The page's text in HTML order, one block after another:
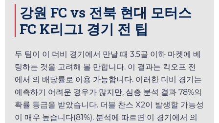
강원 FC vs 전북 현대 모터스
FC K리그1 경기 전 팁
두 팀이 이 더비 경기에서 만날 때 3.5골 이하 마켓에 베
팅하는 것을 고려해 볼 만합니다. 이 결과는 킥오프 전
에서 의 배당률로 이용 가능합니다. 이러한 더비 경기는
예측하기 어려운 경우가 많지만, 심층 분석 결과 78%의
확률 등급을 받았습니다. 더블 찬스 X2이 발생할 가능성
이 매우 높습니다(81%). 분석에 따르면 이 경기에서 의